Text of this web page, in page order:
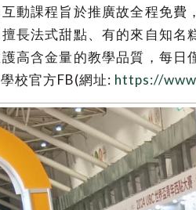
動課程旨於推廣故全程免
長法式甜點、有的來自知
高含金量的教學品質，每日
校官方FB(網址: https://